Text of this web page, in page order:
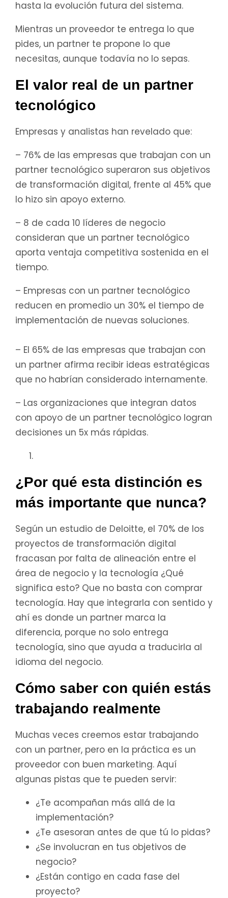
hasta la evolución futura del sistema.
Mientras un proveedor te entrega lo que
pides, un partner te propone lo que
necesitas, aunque todavía no lo sepas.
El valor real de un partner
tecnológico
Empresas y analistas han revelado que:
– 76% de las empresas que trabajan con un
partner tecnológico superaron sus objetivos
de transformación digital, frente al 45% que
lo hizo sin apoyo externo.
– 8 de cada 10 líderes de negocio
consideran que un partner tecnológico
aporta ventaja competitiva sostenida en el
tiempo.
– Empresas con un partner tecnológico
reducen en promedio un 30% el tiempo de
implementación de nuevas soluciones.
– El 65% de las empresas que trabajan con
un partner afirma recibir ideas estratégicas
que no habrían considerado internamente.
– Las organizaciones que integran datos
con apoyo de un partner tecnológico logran
decisiones un 5x más rápidas.
¿Por qué esta distinción es
más importante que nunca?
Según un estudio de Deloitte, el 70% de los
proyectos de transformación digital
fracasan por falta de alineación entre el
área de negocio y la tecnología ¿Qué
significa esto? Que no basta con comprar
tecnología. Hay que integrarla con sentido y
ahí es donde un partner marca la
diferencia, porque no solo entrega
tecnología, sino que ayuda a traducirla al
idioma del negocio.
Cómo saber con quién estás
trabajando realmente
Muchas veces creemos estar trabajando
con un partner, pero en la práctica es un
proveedor con buen marketing. Aquí
algunas pistas que te pueden servir:
¿Te acompañan más allá de la
implementación?
¿Te asesoran antes de que tú lo pidas?
¿Se involucran en tus objetivos de
negocio?
¿Están contigo en cada fase del
proyecto?